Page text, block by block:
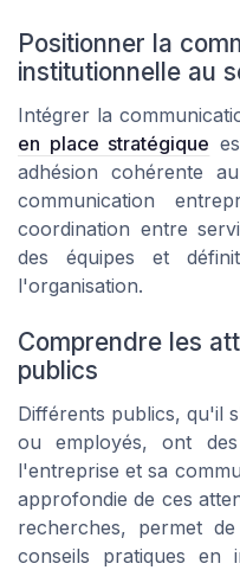
Positionner la
institutionnelle au
Intégrer la
en place stratégique
adhésion cohérente
communication
coordination entre
des équipes et
l'organisation.
Comprendre les
publics
Différents publics, qu'il
ou employés, ont
l'entreprise et sa
approfondie de ces
recherches, permet
conseils pratiques en